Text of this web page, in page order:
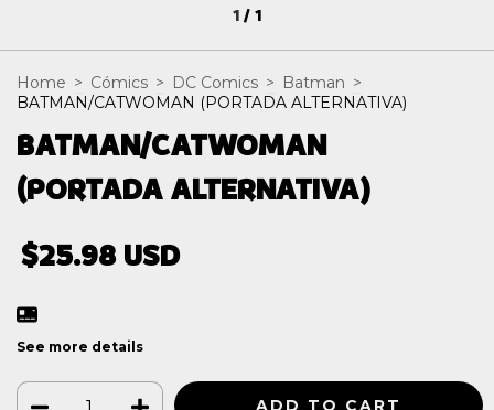
1/1
Home > Cómics > DC Comics > Batman >
BATMAN/CATWOMAN (PORTADA ALTERNATIVA)
BATMAN/CATWOMAN
(PORTADA ALTERNATIVA)
$25.98 USD
See more details